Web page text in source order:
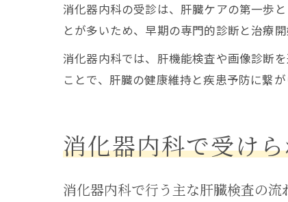
消化器内科の受診は、肝臓ケアの第一歩
とが多いため、早期の専門的診断と治療開
消化器内科では、肝機能検査や画像診断
ことで、肝臓の健康維持と疾患予防に繋が
消化器内科で受け
消化器内科で行う主な肝臓検査の流